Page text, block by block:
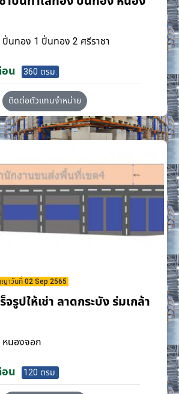
ปิ่นทอง 1 ปิ่นทอง 2 ศรีราชา
น 360 ตรม.
ติดต่อตัวแทนจำหน่าย
าวันที่ 02 Sep 2565
จรูปให้เช่า ลาดกระบัง​ ร่มเกล้า
หนองจอก
น 120 ตรม.